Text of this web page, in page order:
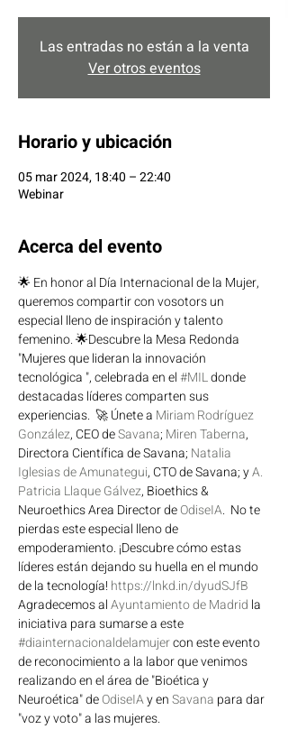
Las entradas no están a la venta
Ver otros eventos
Horario y ubicación
05 mar 2024, 18:40 – 22:40
Webinar
Acerca del evento
🌟 En honor al Día Internacional de la Mujer,
queremos compartir con vosotors un
especial lleno de inspiración y talento
femenino. 🌟Descubre la Mesa Redonda
"Mujeres que lideran la innovación
tecnológica ", celebrada en el #MIL donde
destacadas líderes comparten sus
experiencias.  🚀 Únete a Miriam Rodríguez
González, CEO de Savana; Miren Taberna,
Directora Científica de Savana; Natalia
Iglesias de Amunategui, CTO de Savana; y A.
Patricia Llaque Gálvez, Bioethics &
Neuroethics Area Director de OdiseIA.  No te
pierdas este especial lleno de
empoderamiento. ¡Descubre cómo estas
líderes están dejando su huella en el mundo
de la tecnología! https://lnkd.in/dyudSJfB
Agradecemos al Ayuntamiento de Madrid la
iniciativa para sumarse a este
#diainternacionaldelamujer con este evento
de reconocimiento a la labor que venimos
realizando en el área de "Bioética y
Neuroética" de OdiseIA y en Savana para dar
"voz y voto" a las mujeres.